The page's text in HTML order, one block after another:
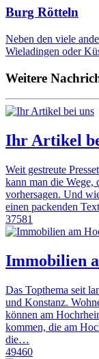
Burg Rötteln
Neben den viele
Wieladingen oder
Weitere
Ihr Artikel
Weit gestreute
kann man die Wege,
vorhersagen. Und
einen packenden
37581
Immobilien
Das Topthema seit
und Konstanz.
können am
kommen, die am
die…
49460